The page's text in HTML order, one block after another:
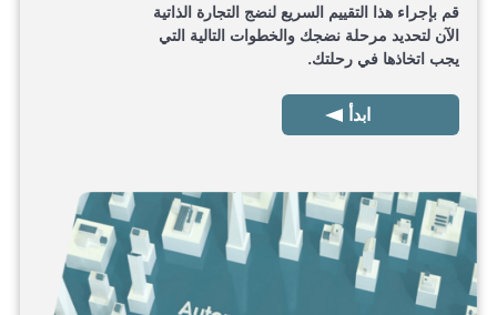
قم بإجراء هذا التقييم السريع لنضج التجارة الذاتية
الآن لتحديد مرحلة نضجك والخطوات التالية التي
يجب اتخاذها في رحلتك.
ابدأ